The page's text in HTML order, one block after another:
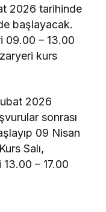
2026 tarihinde
başlayacak.
09.00 – 13.00
kurs
2026
sonrası
09 Nisan
Salı,
– 17.00